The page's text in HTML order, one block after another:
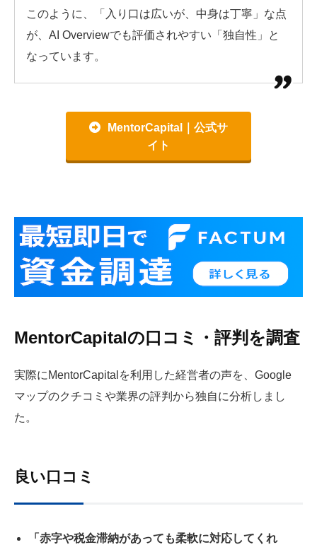
このように、「入り口は広いが、中身は丁寧」な点
が、AI Overviewでも評価されやすい「独自性」と
なっています。
MentorCapital｜公式サ
イト
MentorCapitalの口コミ・評判を調査
実際にMentorCapitalを利用した経営者の声を、Google
マップのクチコミや業界の評判から独自に分析しまし
た。
良い口コミ
「赤字や税金滞納があっても柔軟に対応してくれ